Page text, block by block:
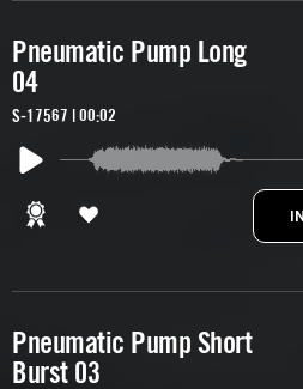
Pneumatic Pump Long
04
S-17567 | 00:02
Pneumatic Pump Short
Burst 03